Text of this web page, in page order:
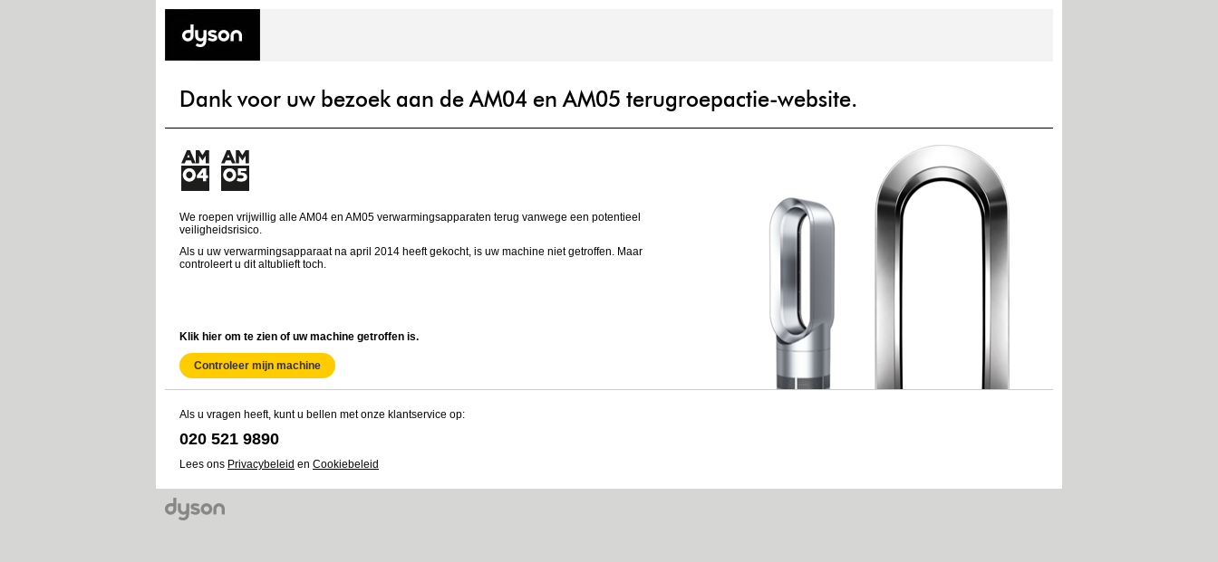
Dank voor uw bezoek aan de AM04 en AM05 terugroepactie-website.
We roepen vrijwillig alle AM04 en AM05 verwarmingsapparaten terug vanwege een potentieel
veiligheidsrisico.
Als u uw verwarmingsapparaat na april 2014 heeft gekocht, is uw machine niet getroffen. Maar
controleert u dit altublieft toch.
Klik hier om te zien of uw machine getroffen is.
Controleer mijn machine
Als u vragen heeft, kunt u bellen met onze klantservice op:
020 521 9890
Lees ons Privacybeleid en Cookiebeleid